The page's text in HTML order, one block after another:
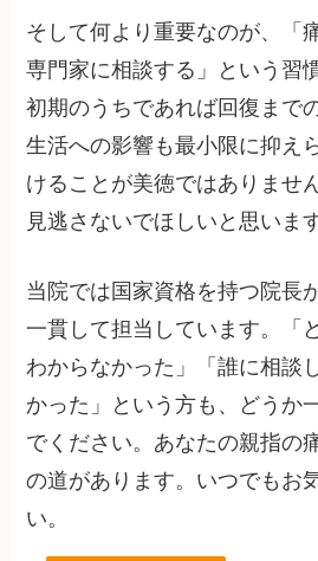
そして何より重要なのが、「
専門家に相談する」という習
初期のうちであれば回復まで
生活への影響も最小限に抑え
けることが美徳ではありませ
見逃さないでほしいと思います
当院では国家資格を持つ院長
一貫して担当しています。「
わからなかった」「誰に相談
かった」という方も、どうか
でください。あなたの親指の
の道があります。いつでもお
い。